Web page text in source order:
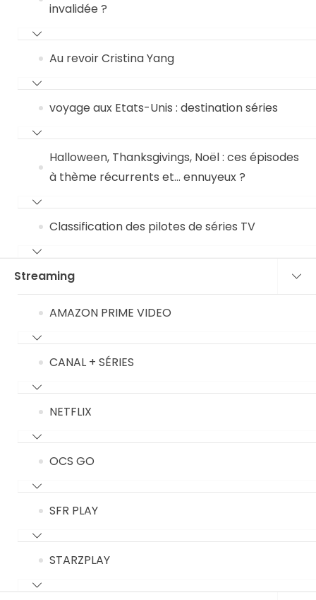
invalidée ?
Au revoir Cristina Yang
voyage aux Etats-Unis : destination séries
Halloween, Thanksgivings, Noël : ces épisodes
à thème récurrents et… ennuyeux ?
Classification des pilotes de séries TV
Streaming
AMAZON PRIME VIDEO
CANAL + SÉRIES
NETFLIX
OCS GO
SFR PLAY
STARZPLAY